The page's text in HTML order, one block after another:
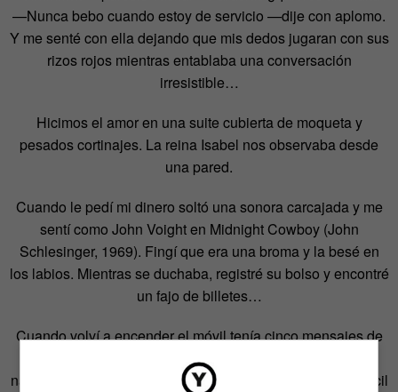
—Nunca bebo cuando estoy de servicio —dije con aplomo.
Y me senté con ella dejando que mis dedos jugaran con sus
rizos rojos mientras entablaba una conversación
irresistible…
Hicimos el amor en una suite cubierta de moqueta y
pesados cortinajes. La reina Isabel nos observaba desde
una pared.
Cuando le pedí mi dinero soltó una sonora carcajada y me
sentí como John Voight en Midnight Cowboy (John
Schlesinger, 1969). Fingí que era una broma y la besé en
los labios. Mientras se duchaba, registré su bolso y encontré
un fajo de billetes…
Cuando volví a encender el móvil tenía cinco mensajes de
Steve. Estaba histérico, lo que sumado a su gangosidad
natural y a su acento de la campiña inglesa hacía muy difícil